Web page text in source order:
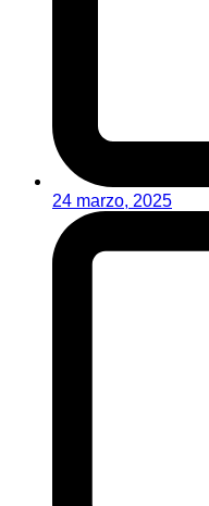
24 marzo, 2025